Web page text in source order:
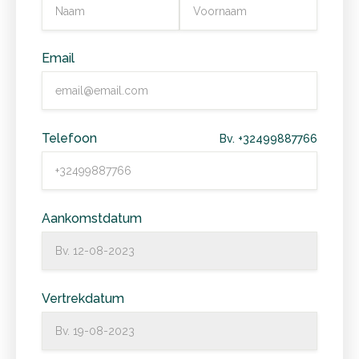
Email
Telefoon Bv. +32499887766
Aankomstdatum
Vertrekdatum